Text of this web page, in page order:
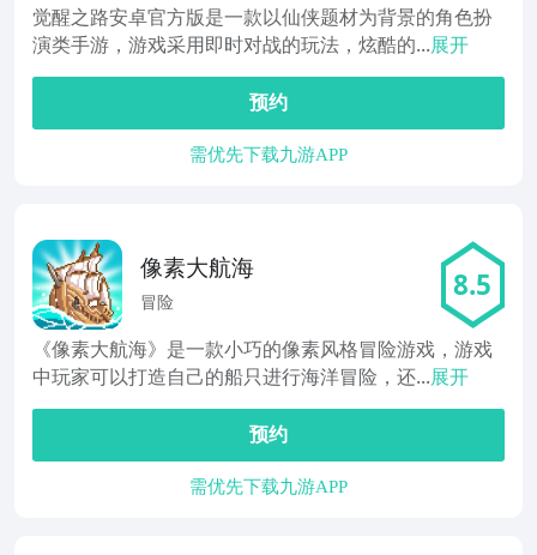
觉醒之路安卓官方版是一款以仙侠题材为背景的角色扮
演类手游，游戏采用即时对战的玩法，炫酷的...展开
预约
需优先下载九游APP
像素大航海
冒险 8.5
《像素大航海》是一款小巧的像素风格冒险游戏，游戏
中玩家可以打造自己的船只进行海洋冒险，还...展开
预约
需优先下载九游APP